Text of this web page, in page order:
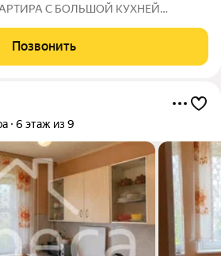
С БОЛЬШОЙ КУХНЕЙ
32 м2 + широкая застекленная
правильной
Позвонить
6 этаж из 9